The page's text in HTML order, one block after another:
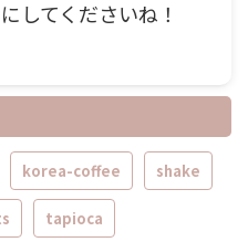
してくださいね！
korea-coffee shake
tapioca